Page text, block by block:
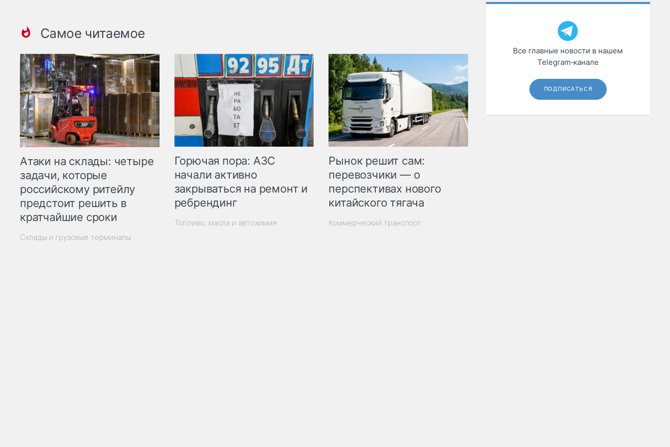
Самое читаемое
Атаки на склады: четыре
задачи, которые
российскому ритейлу
предстоит решить в
кратчайшие сроки
Склады и грузовые терминалы
Горючая пора: АЗС
начали активно
закрываться на ремонт и
ребрендинг
Топливо, масла и автохимия
Рынок решит сам:
перевозчики — о
перспективах нового
китайского тягача
Коммерческий транспорт
Все главные новости в нашем
Telegram‑канале
ПОДПИСАТЬСЯ